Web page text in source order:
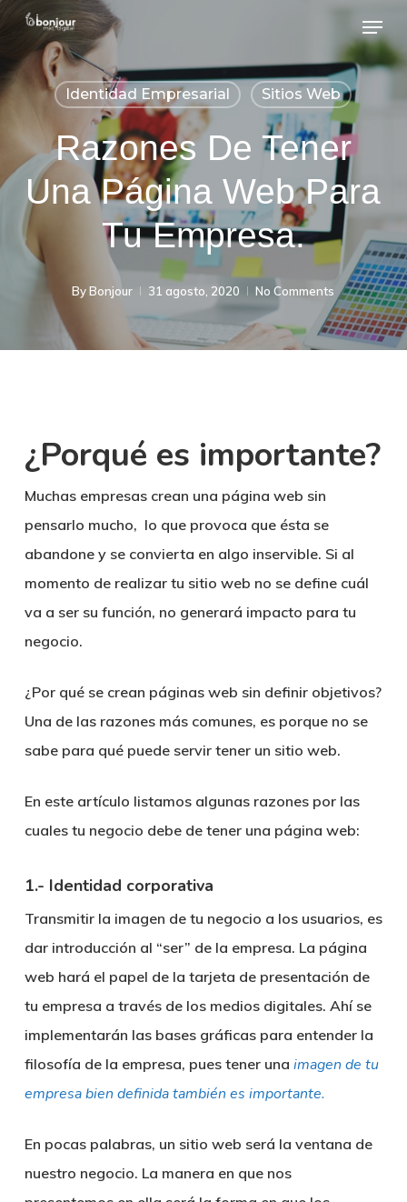
Skip
main
content
Menu
Identidad Empresarial Sitios Web
Razones De Tener
Una Página Web Para
Tu Empresa.
By Bonjour 31 agosto, 2020 No Comments
¿Porqué es importante?
Muchas empresas crean una página web sin
pensarlo mucho, lo que provoca que ésta se
abandone y se convierta en algo inservible. Si al
momento de realizar tu sitio web no se define cuál
va a ser su función, no generará impacto para tu
negocio.
¿Por qué se crean páginas web sin definir objetivos?
Una de las razones más comunes, es porque no se
sabe para qué puede servir tener un sitio web.
En este artículo listamos algunas razones por las
cuales tu negocio debe de tener una página web:
1.- Identidad corporativa
Transmitir la imagen de tu negocio a los usuarios, es
dar introducción al “ser” de la empresa. La página
web hará el papel de la tarjeta de presentación de
tu empresa a través de los medios digitales. Ahí se
implementarán las bases gráficas para entender la
filosofía de la empresa, pues tener una imagen de tu
empresa bien definida también es importante.
En pocas palabras, un sitio web será la ventana de
nuestro negocio. La manera en que nos
Close